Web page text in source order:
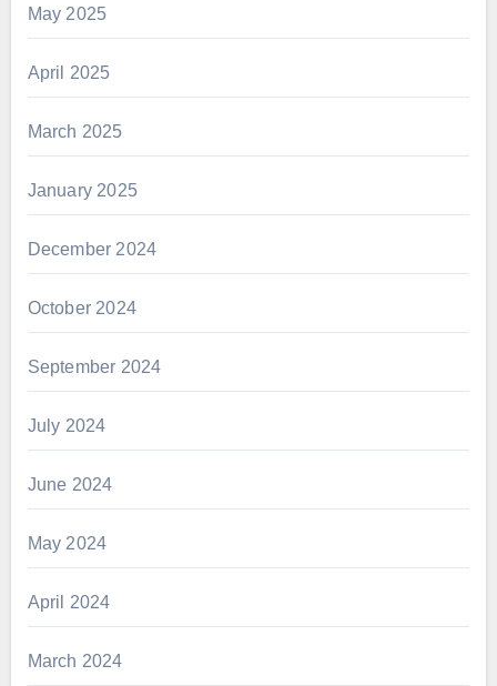
May 2025
April 2025
March 2025
January 2025
December 2024
October 2024
September 2024
July 2024
June 2024
May 2024
April 2024
March 2024